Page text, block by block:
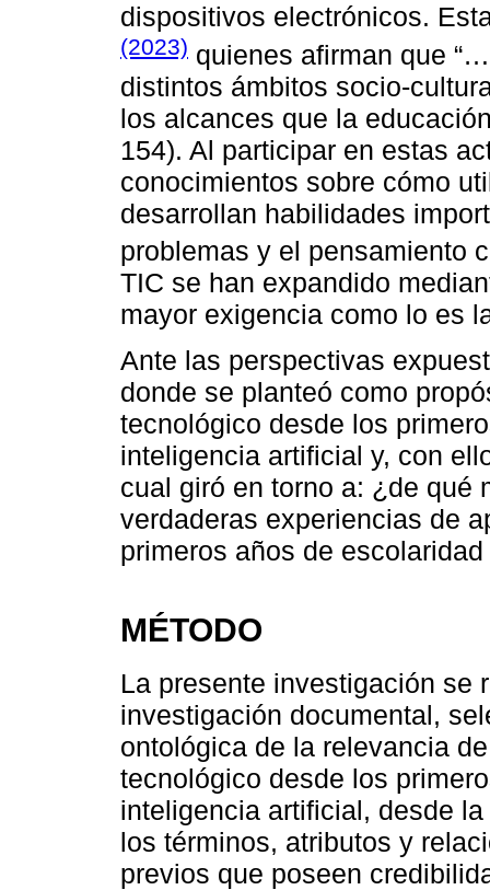
dispositivos electrónicos.
(2023) quienes afirman que
distintos ámbitos socio-
los alcances que la
154). Al participar en estas
conocimientos sobre cómo
desarrollan habilidades
problemas y el pensamiento
TIC se han expandido
mayor exigencia como lo es
Ante las perspectivas
donde se planteó como
tecnológico desde los
inteligencia artificial y, con
cual giró en torno a: ¿de qué
verdaderas experiencias de
primeros años de
MÉTODO
La presente investigación se
investigación documental,
ontológica de la relevancia
tecnológico desde los
inteligencia artificial, desde
los términos, atributos y
previos que poseen